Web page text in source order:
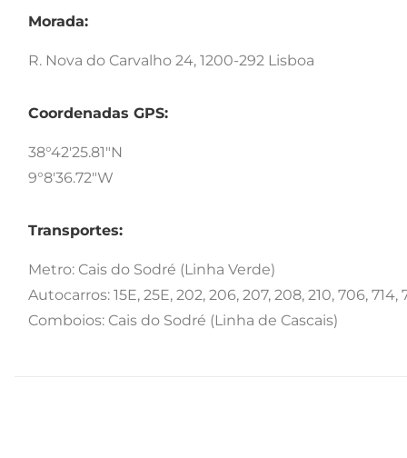
Morada:
R. Nova do Carvalho 24, 1200-292 Lisboa
Coordenadas GPS:
38°42'25.81"N
9°8'36.72"W
Transportes:
Metro: Cais do Sodré (Linha Verde)
Autocarros: 15E, 25E, 202, 206, 207, 208, 210, 706, 714,
Comboios: Cais do Sodré (Linha de Cascais)